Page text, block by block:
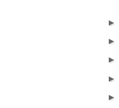
►
►
►
►
►